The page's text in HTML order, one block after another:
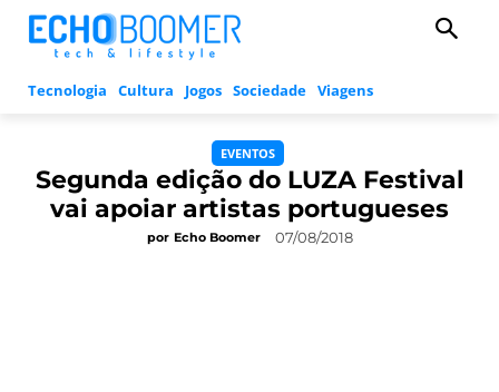
Tecnologia Cultura Jogos Sociedade Viagens
EVENTOS
Segunda edição do LUZA Festival
vai apoiar artistas portugueses
por Echo Boomer 07/08/2018